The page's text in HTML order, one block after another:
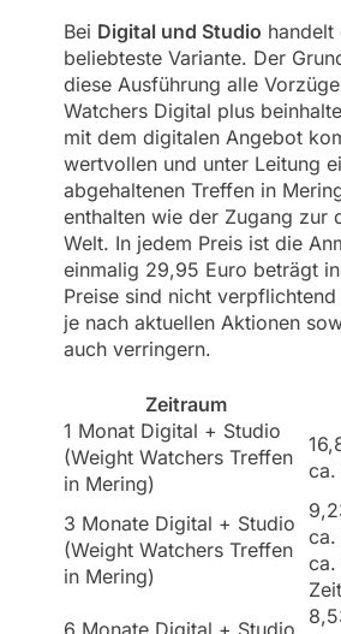
Bei Digital und Studio handelt
beliebteste Variante. Der
diese Ausführung alle
Watchers Digital plus
mit dem digitalen Angebot
wertvollen und unter Leitung
abgehaltenen Treffen in
enthalten wie der Zugang zur
Welt. In jedem Preis ist die
einmalig 29,95 Euro beträgt
Preise sind nicht
je nach aktuellen Aktionen
auch verringern.
Zeitraum
1 Monat Digital + Studio
(Weight Watchers Treffen
in Mering)
ca.
3 Monate Digital + Studio
(Weight Watchers Treffen
in Mering)
ca.